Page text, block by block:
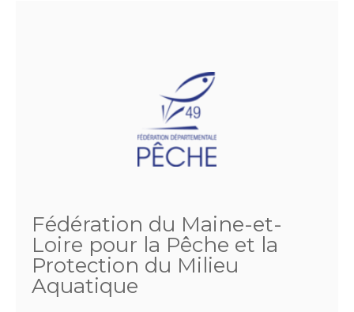
Fédération du Maine-et-
Loire pour la Pêche et la
Protection du Milieu
Aquatique